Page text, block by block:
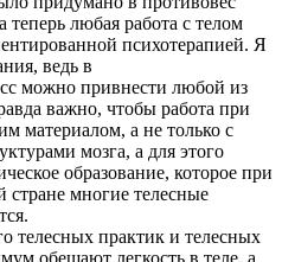
теперь любая работа с телом
психотерапией. Я
ведь в
можно привнести любой из
важно, чтобы работа при
материалом, а не только с
мозга, а для этого
образование, которое при
стране многие телесные
телесных практик и телесных
обещают легкость в теле, а